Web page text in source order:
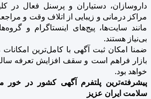
داروسازان، دستیاران و پرسنل فعال در
مراکز درمانی و زیبایی از اتلاف وقت و
مانند سایت‌ها، پیج‌های اینستاگرام و
بی‌نیاز هستند.
ضمنا امکان ثبت آگهی با کامل‌ترین امکانات
خواهد بود.
پیشرفته‌ترین پلتفرم آگهی کشور در خور
سلامت ایران عزیز